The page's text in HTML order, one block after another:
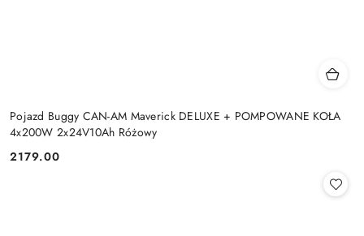
Pojazd Buggy CAN-AM Maverick DELUXE + POMPOWANE KOŁA
4x200W 2x24V10Ah Różowy
Cena:
2179.00